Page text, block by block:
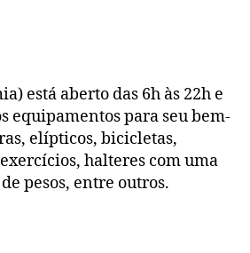
está aberto das 6h às 22h e
equipamentos para seu bem-
elípticos, bicicletas,
halteres com uma
pesos, entre outros.